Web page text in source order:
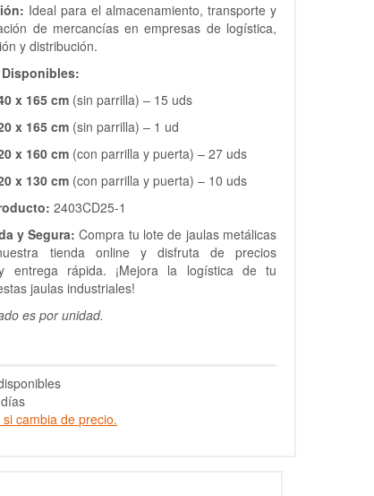
Ideal para el almacenamiento, transporte y
de mercancías en empresas de logística,
y distribución.
x 165 cm (sin parrilla) – 15 uds
x 165 cm (sin parrilla) – 1 ud
x 160 cm (con parrilla y puerta) – 27 uds
x 130 cm (con parrilla y puerta) – 10 uds
2403CD25-1
y Segura: Compra tu lote de jaulas metálicas
tienda online y disfruta de precios
entrega rápida. ¡Mejora la logística de tu
jaulas industriales!
es por unidad.
cambia de precio.